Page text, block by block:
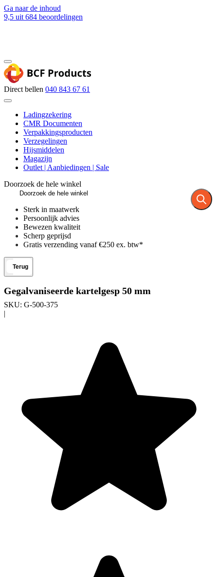
Ga naar de inhoud
9,5 uit 684 beoordelingen
Direct bellen 040 843 67 61
Ladingzekering
CMR Documenten
Verpakkingsproducten
Verzegelingen
Hijsmiddelen
Magazijn
Outlet | Aanbiedingen | Sale
Doorzoek de hele winkel
Sterk in maatwerk
Persoonlijk advies
Bewezen kwaliteit
Scherp geprijsd
Gratis verzending vanaf €250 ex. btw*
Terug
Gegalvaniseerde kartelgesp 50 mm
SKU: G-500-375
|